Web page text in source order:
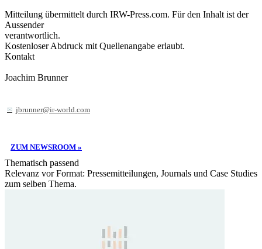
Mitteilung übermittelt durch IRW-Press.com. Für den Inhalt ist der
Aussender
verantwortlich.
Kostenloser Abdruck mit Quellenangabe erlaubt.
Kontakt
Joachim Brunner
jbrunner@ir-world.com
ZUM NEWSROOM »
Thematisch passend
Relevanz vor Format: Pressemitteilungen, Journals und Case Studies
zum selben Thema.